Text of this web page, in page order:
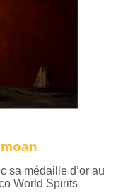
sa médaille d’or au
World Spirits